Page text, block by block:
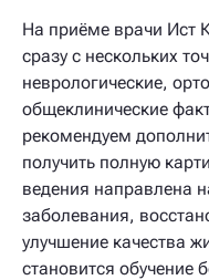
На приёме врачи Ист
сразу с нескольких
неврологические,
общеклинические
рекомендуем
получить полную
ведения направлена
заболевания,
улучшение качества
становится обучение